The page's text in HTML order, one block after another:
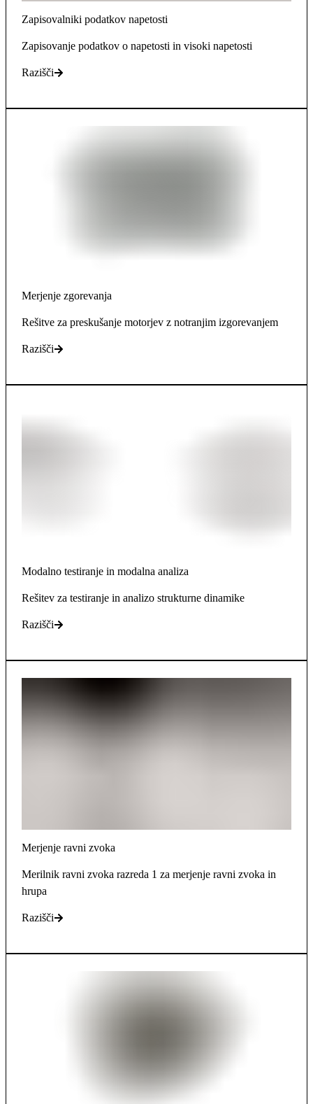
Zapisovalniki podatkov napetosti
Zapisovanje podatkov o napetosti in visoki napetosti
Razišči
Merjenje zgorevanja
Rešitve za preskušanje motorjev z notranjim izgorevanjem
Razišči
Modalno testiranje in modalna analiza
Rešitev za testiranje in analizo strukturne dinamike
Razišči
Merjenje ravni zvoka
Merilnik ravni zvoka razreda 1 za merjenje ravni zvoka in
hrupa
Razišči